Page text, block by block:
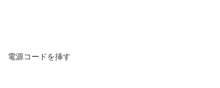
電源コードを挿す